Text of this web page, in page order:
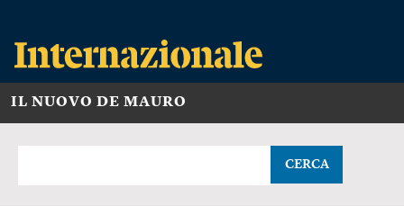
IL NUOVO DE MAURO
CERCA